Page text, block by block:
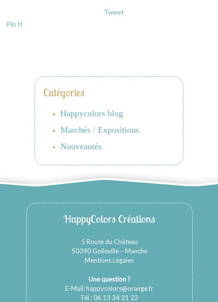
Tweet
Pin It
Catégories
Happycolors blog
Marchés / Expositions
Nouveautés
HappyColors Créations
5 Route du Château
50390 Golleville – Manche
Mentions Légales
Une question ?
E-Mail:happycolors@orange.fr
Tél : 06 13 34 21 22